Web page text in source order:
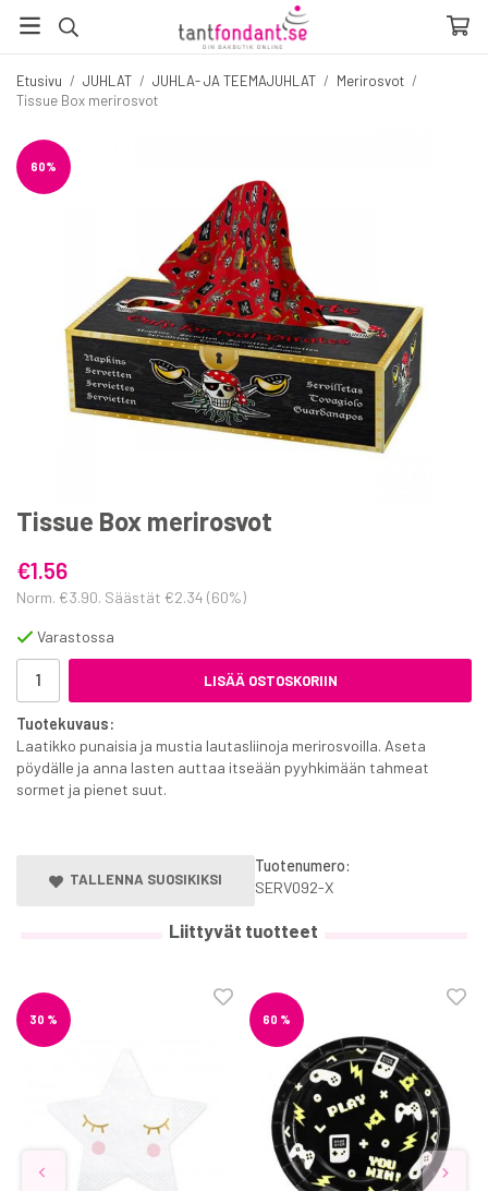
Etusivu / JUHLAT / JUHLA- JA TEEMAJUHLAT / Merirosvot /
Tissue Box merirosvot
60%
Tissue Box merirosvot
€1.56
Norm. €3.90. Säästät €2.34 (60%)
Varastossa
LISÄÄ OSTOSKORIIN
Tuotekuvaus:
Laatikko punaisia ja mustia lautasliinoja merirosvoilla. Aseta
pöydälle ja anna lasten auttaa itseään pyyhkimään tahmeat
sormet ja pienet suut.
TALLENNA SUOSIKIKSI
Tuotenumero:
SERV092-X
Liittyvät tuotteet
30 % 60 %